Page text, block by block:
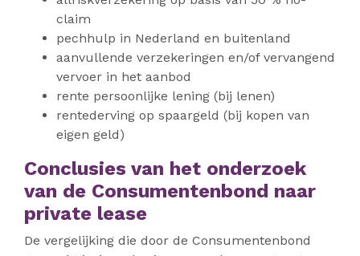
claim
pechhulp in Nederland en buitenland
aanvullende verzekeringen en/of vervangend
vervoer in het aanbod
rente persoonlijke lening (bij lenen)
rentederving op spaargeld (bij kopen van
eigen geld)
Conclusies van het onderzoek
van de Consumentenbond naar
private lease
De vergelijking die door de Consumentenbond